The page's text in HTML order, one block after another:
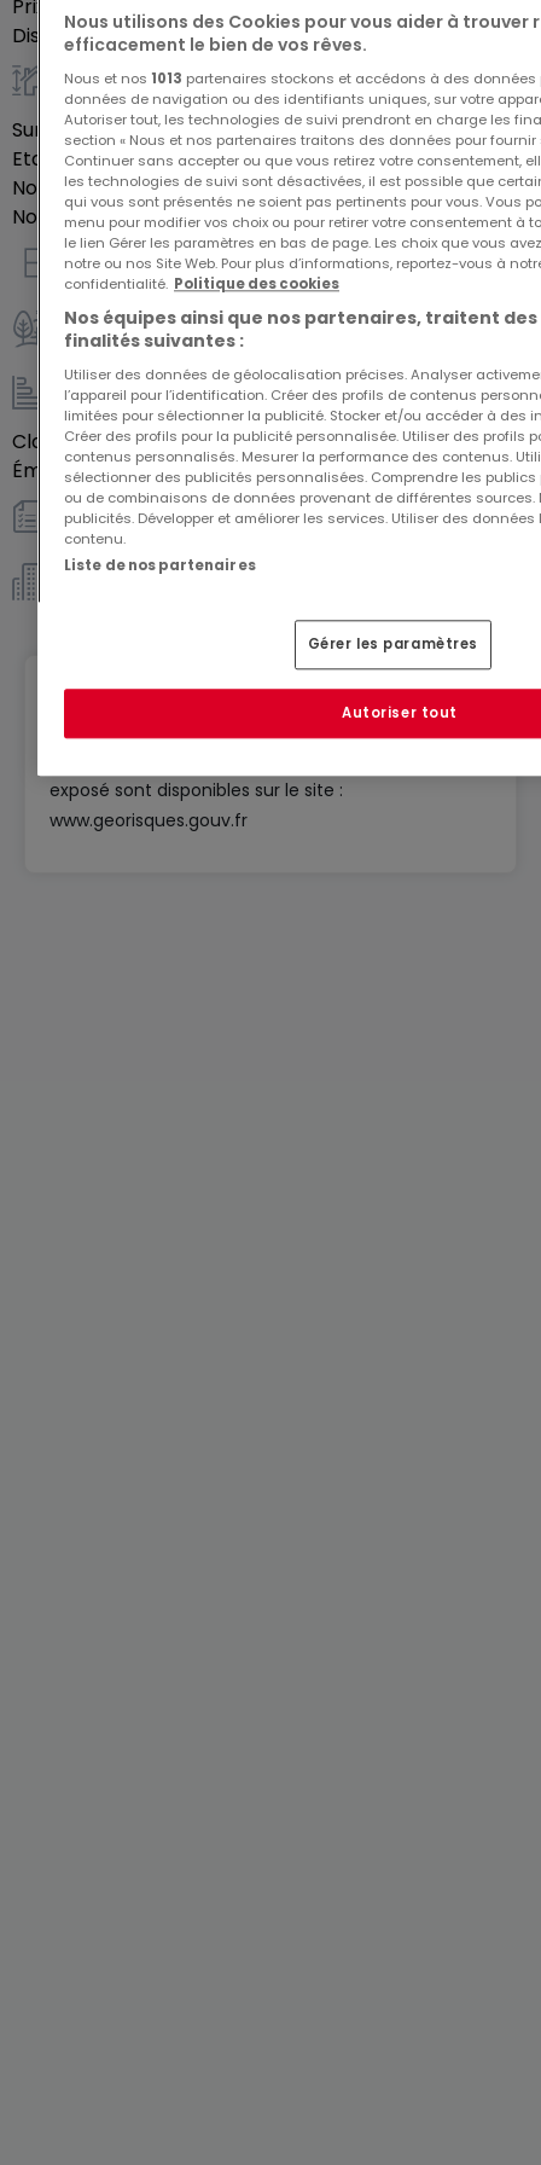
aménager un intérieur qui vous ressemble.
Prix de vente 234 900 €
Disponibilitéautre
Général
Surface habitable73,62m²
Etage du bien0
Nombre de pièces3
Nombre de chambres2
Intérieur
Extérieur
Energie / Chauffage
Classe énergétiqueVide
Émission de gaz à effet de serre (GES)Vide
Autres
exposé sont disponibles sur le site :
www.georisques.gouv.fr
Nous utilisons des Cookies pour vous aider à trouver
efficacement le bien de vos rêves.
Nous et nos 1013 partenaires stockons et accédons à des
données de navigation ou des identifiants uniques, sur votre
Autoriser tout, les technologies de suivi prendront en charge les
section « Nous et nos partenaires traitons des données pour fournir
Continuer sans accepter ou que vous retirez votre consentement,
les technologies de suivi sont désactivées, il est possible que
qui vous sont présentés ne soient pas pertinents pour vous. Vous
menu pour modifier vos choix ou pour retirer votre consentement à
le lien Gérer les paramètres en bas de page. Les choix que vous
notre ou nos Site Web. Pour plus d’informations, reportez-vous à
confidentialité. Politique des cookies
Nos équipes ainsi que nos partenaires, traitent
finalités suivantes :
Utiliser des données de géolocalisation précises. Analyser
l’appareil pour l’identification. Créer des profils de contenus
limitées pour sélectionner la publicité. Stocker et/ou accéder à des
Créer des profils pour la publicité personnalisée. Utiliser des profils
contenus personnalisés. Mesurer la performance des contenus.
sélectionner des publicités personnalisées. Comprendre les
ou de combinaisons de données provenant de différentes sources.
publicités. Développer et améliorer les services. Utiliser des
contenu.
Liste de nos partenaires
Gérer les paramètres
Autoriser tout